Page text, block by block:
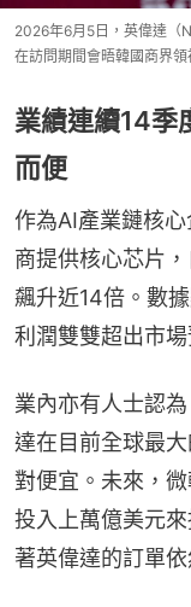
2026年6月5日，英偉達（
在訪問期間會晤韓國商界領
業績連續14
而便
作為AI產業鏈核
商提供核心芯片
飆升近14倍。數
利潤雙雙超出市場
業內亦有人士認
達在目前全球最
對便宜。未來，
投入上萬億美元
著英偉達的訂單依